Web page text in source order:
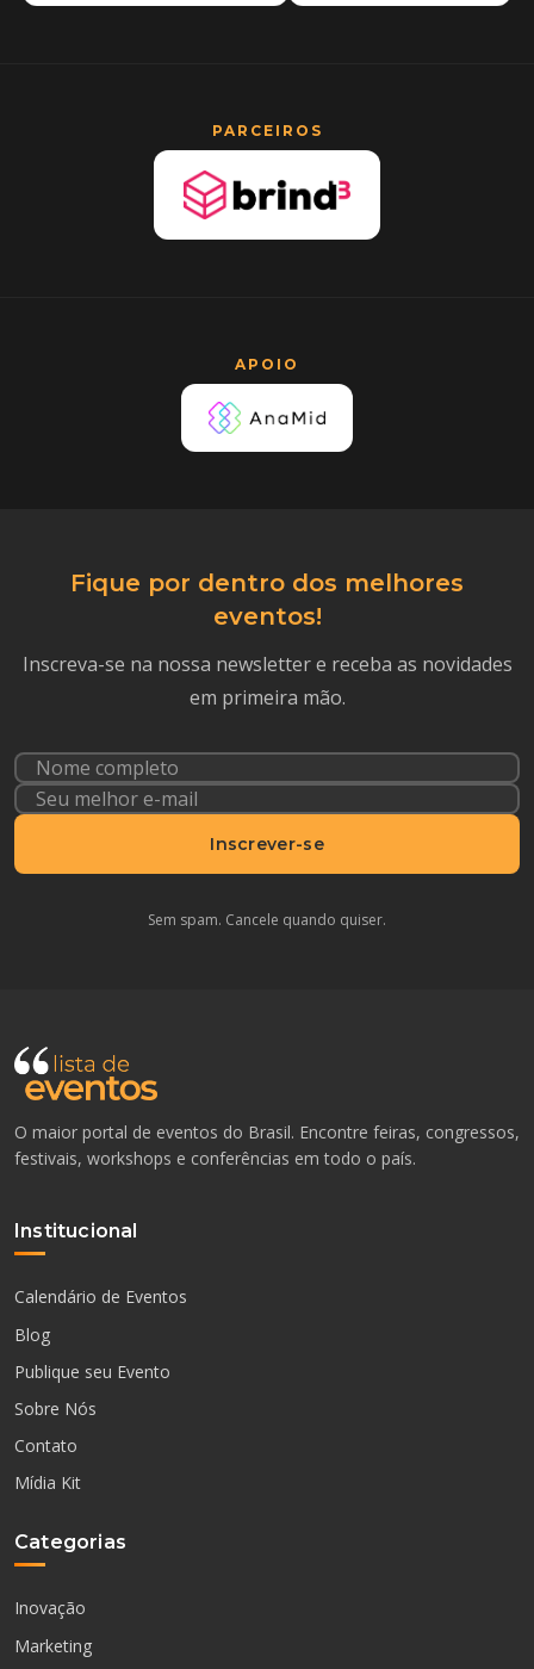
PARCEIROS
APOIO
Fique por dentro dos melhores
eventos!
Inscreva-se na nossa newsletter e receba as novidades
em primeira mão.
Inscrever-se
Sem spam. Cancele quando quiser.
O maior portal de eventos do Brasil. Encontre feiras, congressos,
festivais, workshops e conferências em todo o país.
Institucional
Calendário de Eventos
Blog
Publique seu Evento
Sobre Nós
Contato
Mídia Kit
Categorias
Inovação
Marketing